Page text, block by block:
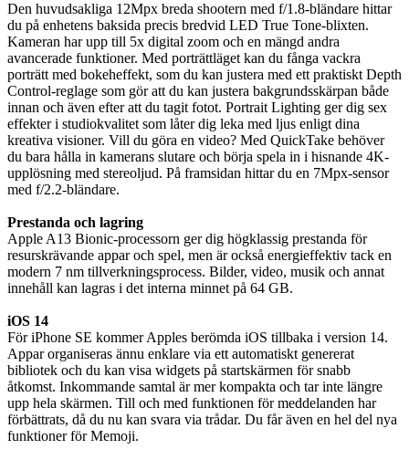
Den huvudsakliga 12Mpx breda shootern med f/1.8-bländare hittar
du på enhetens baksida precis bredvid LED True Tone-blixten.
Kameran har upp till 5x digital zoom och en mängd andra
avancerade funktioner. Med porträttläget kan du fånga vackra
porträtt med bokeheffekt, som du kan justera med ett praktiskt Depth
Control-reglage som gör att du kan justera bakgrundsskärpan både
innan och även efter att du tagit fotot. Portrait Lighting ger dig sex
effekter i studiokvalitet som låter dig leka med ljus enligt dina
kreativa visioner. Vill du göra en video? Med QuickTake behöver
du bara hålla in kamerans slutare och börja spela in i hisnande 4K-
upplösning med stereoljud. På framsidan hittar du en 7Mpx-sensor
med f/2.2-bländare.
Prestanda och lagring
Apple A13 Bionic-processorn ger dig högklassig prestanda för
resurskrävande appar och spel, men är också energieffektiv tack en
modern 7 nm tillverkningsprocess. Bilder, video, musik och annat
innehåll kan lagras i det interna minnet på 64 GB.
iOS 14
För iPhone SE kommer Apples berömda iOS tillbaka i version 14.
Appar organiseras ännu enklare via ett automatiskt genererat
bibliotek och du kan visa widgets på startskärmen för snabb
åtkomst. Inkommande samtal är mer kompakta och tar inte längre
upp hela skärmen. Till och med funktionen för meddelanden har
förbättrats, då du nu kan svara via trådar. Du får även en hel del nya
funktioner för Memoji.